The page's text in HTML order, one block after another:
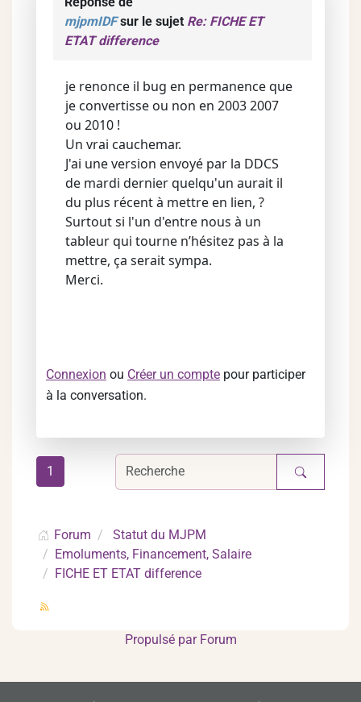
mjpmIDFsur le sujet Re: FICHE ET
ETAT difference
je renonce il bug en permanence que
je convertisse ou non en 2003 2007
ou 2010 !
Un vrai cauchemar.
J'ai une version envoyé par la DDCS
de mardi dernier quelqu'un aurait il
du plus récent à mettre en lien, ?
Surtout si l'un d'entre nous à un
tableur qui tourne n’hésitez pas à la
mettre, ça serait sympa.
Merci.
Connexion ou Créer un compte pour participer
à la conversation.
1
Forum
Statut du MJPM
Emoluments, Financement, Salaire
FICHE ET ETAT difference
Propulsé par Forum